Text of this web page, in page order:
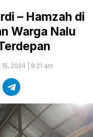
– Hamzah di
Warga Nalu
2024 | 9:21 am